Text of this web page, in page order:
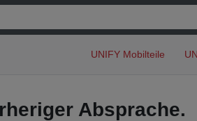
UNIFY Mobilteile
Absprache.